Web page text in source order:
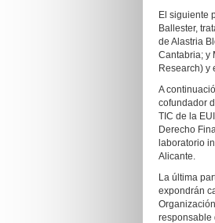
El siguiente
Ballester,
de Alastria
Cantabria; y
Research) y
A
cofundador
TIC de la
Derecho
laboratorio
Alicante.
La última
expondrán
responsable